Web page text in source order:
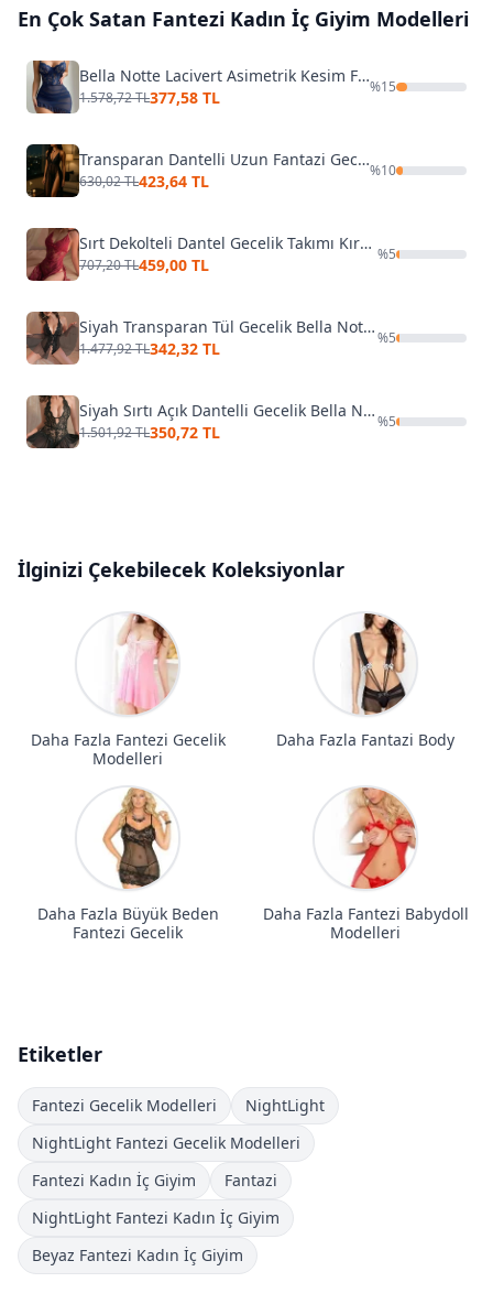
En Çok Satan Fantezi Kadın İç Giyim Modelleri
Bella Notte Lacivert Asimetrik Kesim Fırfırlı Gecelik 15620
1.578,72 TL377,58 TL
%15
Transparan Dantelli Uzun Fantazi Gecelik Venlisa V2500
630,02 TL423,64 TL
%10
Sırt Dekolteli Dantel Gecelik Takımı Kırmızı Merry See 2215-Kırmızı
707,20 TL459,00 TL
%5
Siyah Transparan Tül Gecelik Bella Notte 15514
1.477,92 TL342,32 TL
%5
Siyah Sırtı Açık Dantelli Gecelik Bella Notte 15032
1.501,92 TL350,72 TL
%5
İlginizi Çekebilecek Koleksiyonlar
Daha Fazla Fantezi Gecelik
Modelleri
Daha Fazla Fantazi Body
Daha Fazla Büyük Beden
Fantezi Gecelik
Daha Fazla Fantezi Babydoll
Modelleri
Etiketler
Fantezi Gecelik Modelleri
NightLight
NightLight Fantezi Gecelik Modelleri
Fantezi Kadın İç Giyim
Fantazi
NightLight Fantezi Kadın İç Giyim
Beyaz Fantezi Kadın İç Giyim